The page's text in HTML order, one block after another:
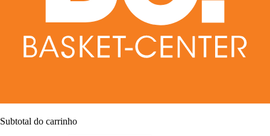
Subtotal do carrinho